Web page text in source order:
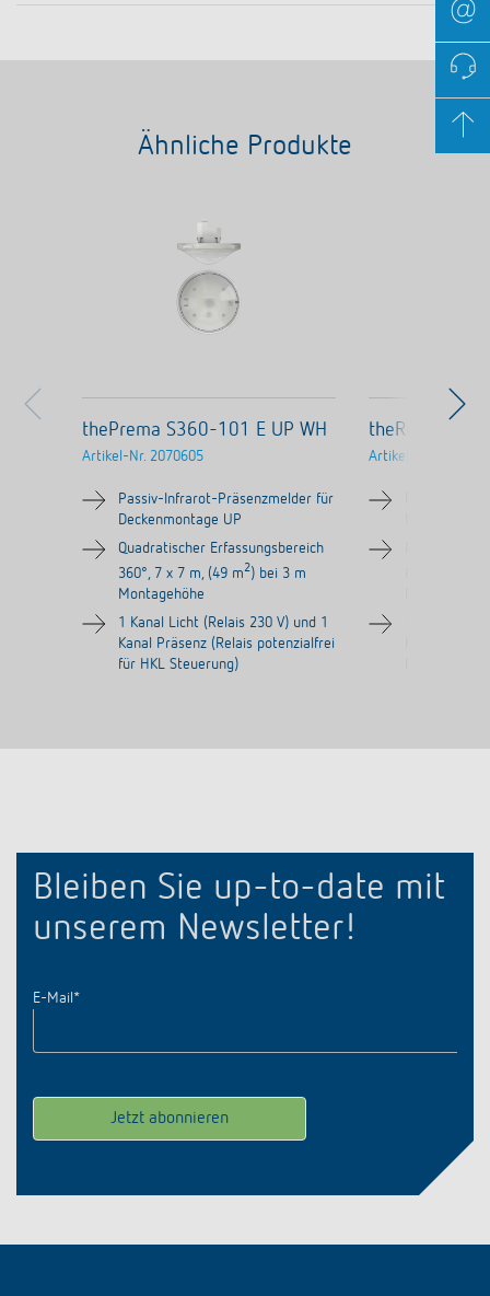
Ähnliche Produkte
thePrema S360-101 E UP WH
Artikel-Nr. 2070605
Passiv-Infrarot-Präsenzmelder für
Deckenmontage UP
Quadratischer Erfassungsbereich
360°, 7 x 7 m, (49 m2) bei 3 m
Montagehöhe
1 Kanal Licht (Relais 230 V) und 1
Kanal Präsenz (Relais potenzialfrei
für HKL Steuerung)
theRonda
Artikel-Nr.
Bleiben Sie up-to-date mit
unserem Newsletter!
E-Mail *